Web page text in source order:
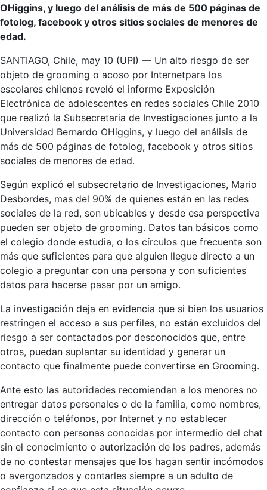
OHiggins, y luego del análisis de más de 500 páginas de
fotolog, facebook y otros sitios sociales de menores de
edad.
SANTIAGO, Chile, may 10 (UPI) — Un alto riesgo de ser
objeto de grooming o acoso por Internetpara los
escolares chilenos reveló el informe Exposición
Electrónica de adolescentes en redes sociales Chile 2010
que realizó la Subsecretaria de Investigaciones junto a la
Universidad Bernardo OHiggins, y luego del análisis de
más de 500 páginas de fotolog, facebook y otros sitios
sociales de menores de edad.
Según explicó el subsecretario de Investigaciones, Mario
Desbordes, mas del 90% de quienes están en las redes
sociales de la red, son ubicables y desde esa perspectiva
pueden ser objeto de grooming. Datos tan básicos como
el colegio donde estudia, o los círculos que frecuenta son
más que suficientes para que alguien llegue directo a un
colegio a preguntar con una persona y con suficientes
datos para hacerse pasar por un amigo.
La investigación deja en evidencia que si bien los usuarios
restringen el acceso a sus perfiles, no están excluidos del
riesgo a ser contactados por desconocidos que, entre
otros, puedan suplantar su identidad y generar un
contacto que finalmente puede convertirse en Grooming.
Ante esto las autoridades recomiendan a los menores no
entregar datos personales o de la familia, como nombres,
dirección o teléfonos, por Internet y no establecer
contacto con personas conocidas por intermedio del chat
sin el conocimiento o autorización de los padres, además
de no contestar mensajes que los hagan sentir incómodos
o avergonzados y contarles siempre a un adulto de